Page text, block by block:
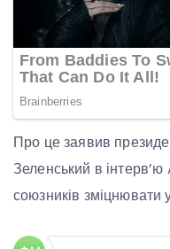
Про це заявив
Зеленський в
союзників зміцнювати